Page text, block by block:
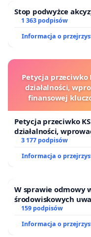
Stop podwyżce
1 363 podpisów
Informacja o
Petycja przeciwko
działalności,
finansowej
Petycja przeciwko
działalności,
finansowej
3 177 podpisów
Informacja o
W sprawie odmowy
środowiskowych
zakładu
Puszczy Knyszyńskiej
159 podpisów
Informacja o